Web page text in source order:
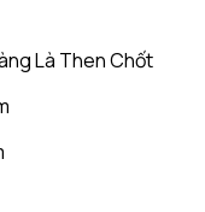
Là Then Chốt